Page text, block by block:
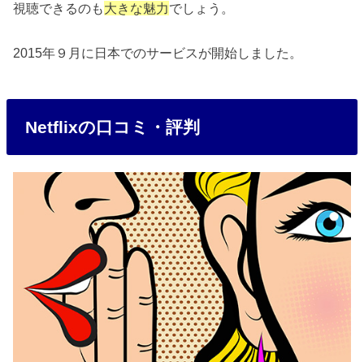
視聴できるのも大きな魅力でしょう。
2015年９月に日本でのサービスが開始しました。
Netflixの口コミ・評判